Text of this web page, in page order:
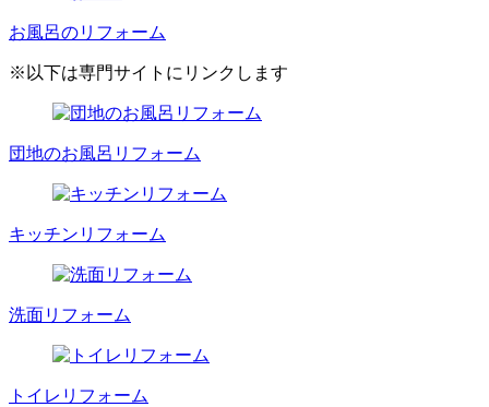
お風呂のリフォーム
※以下は専門サイトにリンクします
団地のお風呂リフォーム
キッチンリフォーム
洗面リフォーム
トイレリフォーム